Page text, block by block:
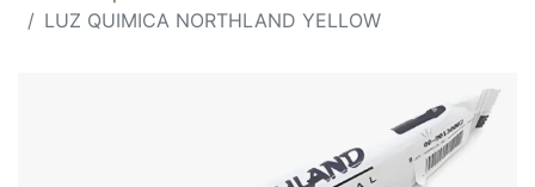
LUZ QUIMICA NORTHLAND YELLOW